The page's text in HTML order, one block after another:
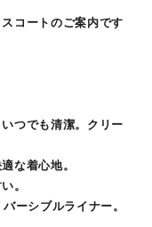
コートのご案内です
つでも清潔。クリー
な着心地。
。
ーシブルライナー。